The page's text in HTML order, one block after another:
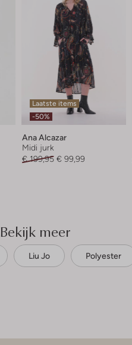
Laatste items
-50%
Ana Alcazar
Midi jurk
€ 199,95 € 99,99
Bekijk meer
Liu Jo Polyester